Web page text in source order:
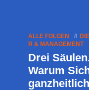
ALLE FOLGEN
R & MANAGEMENT
Drei
Warum